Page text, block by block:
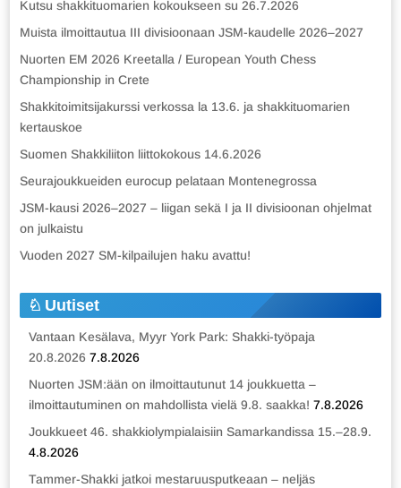
Kutsu shakkituomarien kokoukseen su 26.7.2026
Muista ilmoittautua III divisioonaan JSM-kaudelle 2026–2027
Nuorten EM 2026 Kreetalla / European Youth Chess
Championship in Crete
Shakkitoimitsijakurssi verkossa la 13.6. ja shakkituomarien
kertauskoe
Suomen Shakkiliiton liittokokous 14.6.2026
Seurajoukkueiden eurocup pelataan Montenegrossa
JSM-kausi 2026–2027 – liigan sekä I ja II divisioonan ohjelmat
on julkaistu
Vuoden 2027 SM-kilpailujen haku avattu!
Uutiset
Vantaan Kesälava, Myyr York Park: Shakki-työpaja
20.8.2026 7.8.2026
Nuorten JSM:ään on ilmoittautunut 14 joukkuetta –
ilmoittautuminen on mahdollista vielä 9.8. saakka! 7.8.2026
Joukkueet 46. shakkiolympialaisiin Samarkandissa 15.–28.9.
4.8.2026
Tammer-Shakki jatkoi mestaruusputkeaan – neljäs